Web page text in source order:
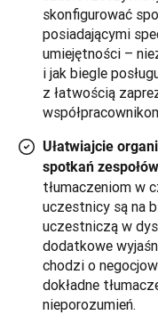
skonfigurować
posiadającymi
umiejętności –
i jak biegle
z łatwością
Ułatwiajcie
spotkań
tłumaczeniom w
uczestnicy są na
uczestniczą w
dodatkowe
chodzi o
dokładne
nieporozumień.